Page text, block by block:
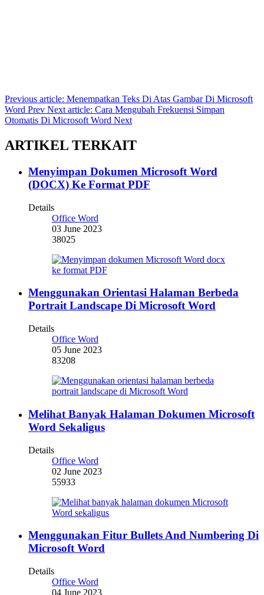
Previous article: Menempatkan Teks Di Atas Gambar Di Microsoft
Word Prev Next article: Cara Mengubah Frekuensi Simpan
Otomatis Di Microsoft Word Next
ARTIKEL TERKAIT
Menyimpan Dokumen Microsoft Word
(DOCX) Ke Format PDF
Details
Office Word
03 June 2023
38025
Menggunakan Orientasi Halaman Berbeda
Portrait Landscape Di Microsoft Word
Details
Office Word
05 June 2023
83208
Melihat Banyak Halaman Dokumen Microsoft
Word Sekaligus
Details
Office Word
02 June 2023
55933
Menggunakan Fitur Bullets And Numbering Di
Microsoft Word
Details
Office Word
04 June 2023